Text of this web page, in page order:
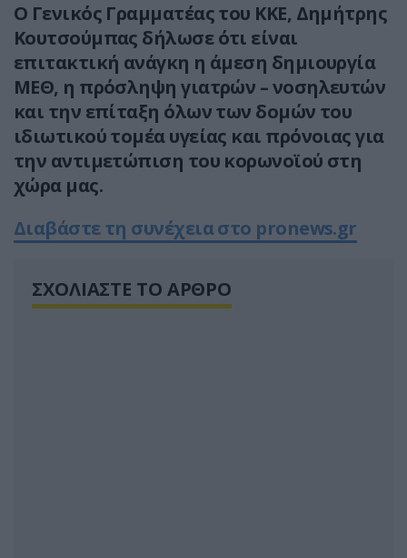
Ο Γενικός Γραμματέας του ΚΚΕ, Δημήτρης
Κουτσούμπας δήλωσε ότι είναι
επιτακτική ανάγκη η άμεση δημιουργία
ΜΕΘ, η πρόσληψη γιατρών – νοσηλευτών
και την επίταξη όλων των δομών του
ιδιωτικού τομέα υγείας και πρόνοιας για
την αντιμετώπιση του κορωνοϊού στη
χώρα μας.
Διαβάστε τη συνέχεια στο pronews.gr
ΣΧΟΛΙΑΣΤΕ ΤΟ ΑΡΘΡΟ